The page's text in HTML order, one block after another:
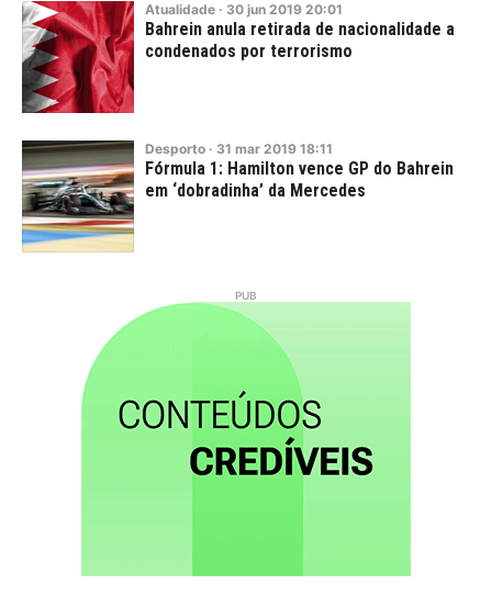
Atualidade · 30 jun 2019 20:01
Bahrein anula retirada de nacionalidade a
condenados por terrorismo
Desporto · 31 mar 2019 18:11
Fórmula 1: Hamilton vence GP do Bahrein
em ‘dobradinha’ da Mercedes